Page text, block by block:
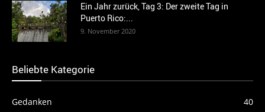
Ein Jahr zurück, Tag 3: Der zweite Tag in
Puerto Rico:...
9. November 2020
Beliebte Kategorie
Gedanken
40